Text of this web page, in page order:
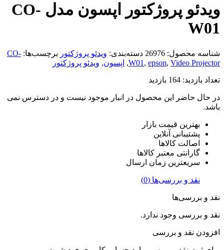
ویدئو پروژکتور اپسون مدل CO-
W01
شناسه محصول: 26976 دسته‌بندی: ویدئو پروژکتور برچسب‌ها: CO-
W01 , epson, Video Projector
, اپسون, ویدئو پروژکتور
تعداد بازدید: 164 بازدید
در حال حاضر این محصول در انبار موجود نیست و در دسترس نمی
باشد.
بهترین قیمت بازار
پشتیبانی آنلاین
اصالت کالاها
گارانتی معتبر کالاها
سریعترین زمان ارسال
نقد و بررسی‌ها (0)
نقد و بررسی‌ها
نقد و بررسی وجود ندارد.
افزودن نقد و بررسی